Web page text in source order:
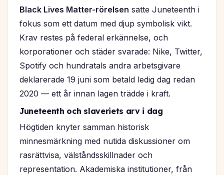
Black Lives Matter-rörelsen satte Juneteenth i
fokus som ett datum med djup symbolisk vikt.
Krav restes på federal erkännelse, och
korporationer och städer svarade: Nike, Twitter,
Spotify och hundratals andra arbetsgivare
deklarerade 19 juni som betald ledig dag redan
2020 — ett år innan lagen trädde i kraft.
Juneteenth och slaveriets arv i dag
Högtiden knyter samman historisk
minnesmärkning med nutida diskussioner om
rasrättvisa, välståndsskillnader och
representation. Akademiska institutioner, från